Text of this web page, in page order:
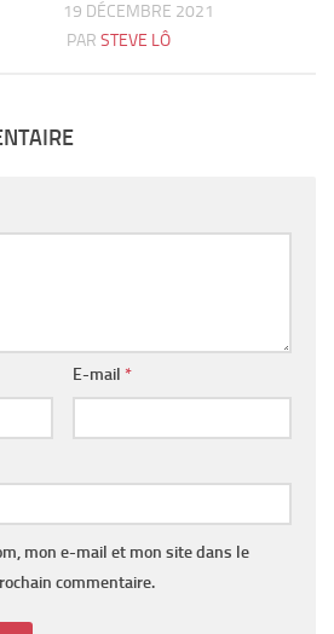
19 DÉCEMBRE 2021
PAR STEVE LÔ
E-mail *
mon e-mail et mon site dans le
commentaire.